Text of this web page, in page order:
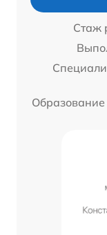
Стаж
Образование